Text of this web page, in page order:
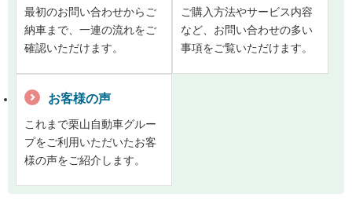
最初のお問い合わせからご
納車まで、一連の流れをご
確認いただけます。
ご購入方法やサービス内容
など、お問い合わせの多い
事項をご覧いただけます。
お客様の声
これまで栗山自動車グルー
プをご利用いただいたお客
様の声をご紹介します。